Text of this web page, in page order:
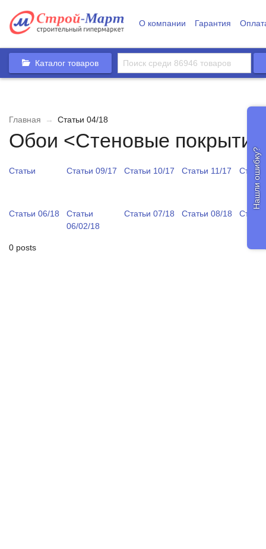
О компании Гарантия
Каталог товаров
Главная → Статьи 04/18
Обои <Стеновые
Статьи Статьи 09/17 Статьи 10/17 Статьи 11/17
Статьи 06/18
Статьи
06/02/18
Статьи 07/18 Статьи 08/18
0 posts
Нашли ошибку?